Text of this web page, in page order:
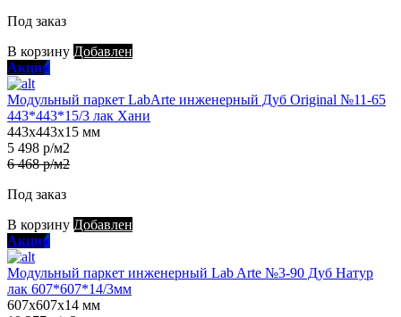
Под заказ
В корзину Добавлен
Акция
Модульный паркет LabArte инженерный Дуб Original №11-65
443*443*15/3 лак Хани
443х443х15 мм
5 498 р/м2
6 468 р/м2
Под заказ
В корзину Добавлен
Акция
Модульный паркет инженерный Lab Arte №3-90 Дуб Натур
лак 607*607*14/3мм
607х607х14 мм